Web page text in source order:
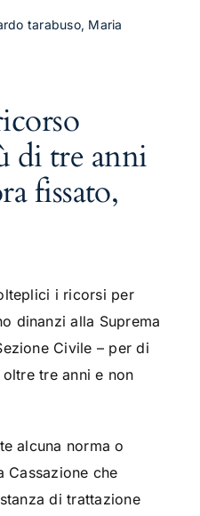
tarabuso, Maria
di tre anni
fissato,
i ricorsi per
dinanzi alla Suprema
Civile – per di
tre anni e non
alcuna norma o
Cassazione che
di trattazione